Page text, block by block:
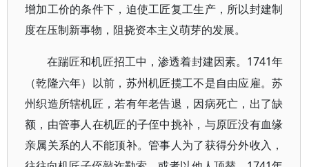
增加工价的条件下，迫使工匠复工生产，所以封建制
度在压制新事物，阻挠资本主义萌芽的发展。
在踹匠和机匠招工中，渗透着封建因素。 1741年
（乾隆六年）以前，苏州机匠揽工不是自由应雇。苏
州织造所辖机匠，若有年老告退，因病死亡，出了缺
额，由管事人在机匠的子侄中挑补，与原匠没有血缘
亲属关系的人不能顶补。管事人为了获得分外收入，